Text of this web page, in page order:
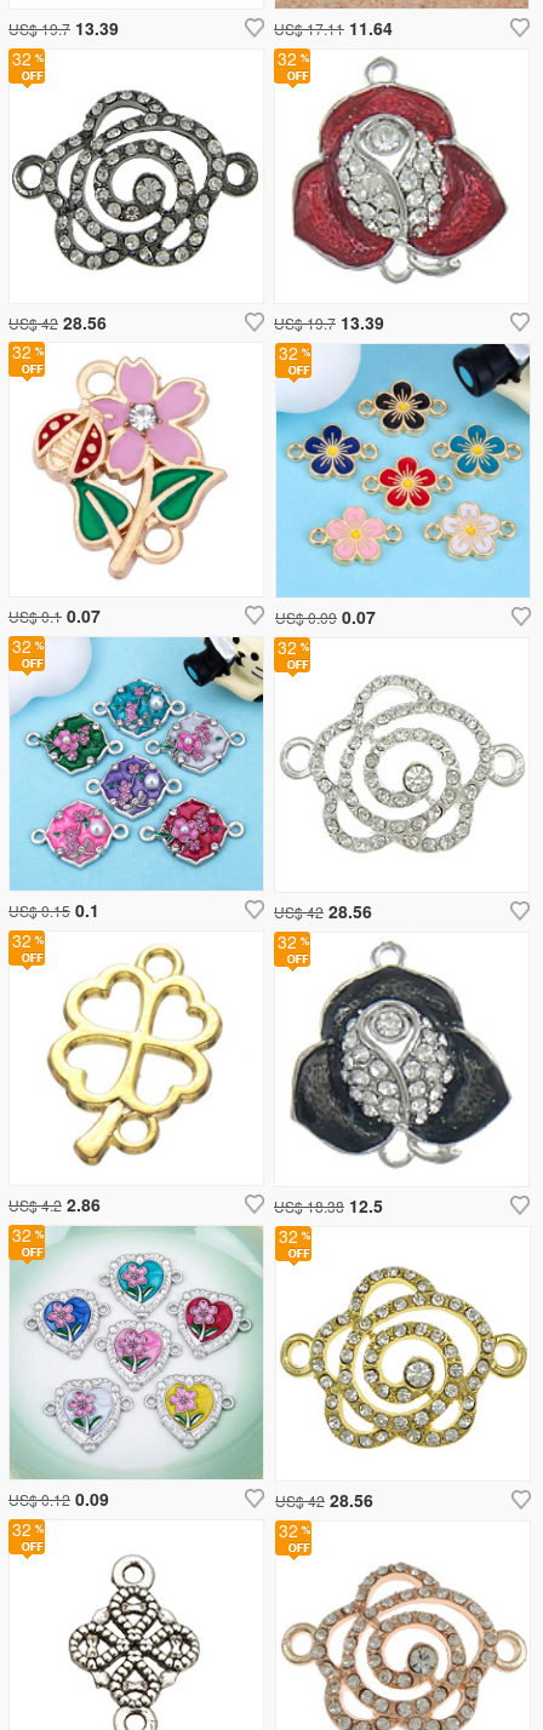
32
US$ 18.38 12.5
32
US$ 4.2 2.86
32
US$ 42 28.56
US$ 19.7 13.39
32
US$ 19.7 13.39
32
US$ 17.11 11.64
32
US$ 42 28.56
32
32
US$ 42 28.56
32
US$ 0.12 0.09
32
US$ 0.1 0.07
32
US$ 0.15 0.1
32
US$ 0.09 0.07